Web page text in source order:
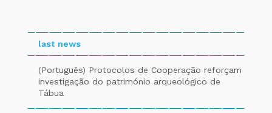
last news
(Português) Protocolos de Cooperação reforçam
investigação do património arqueológico de
Tábua